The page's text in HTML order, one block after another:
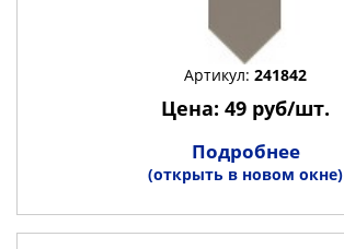
Артикул: 241842
Цена: 49 руб/шт.
Подробнее
(открыть в новом окне)